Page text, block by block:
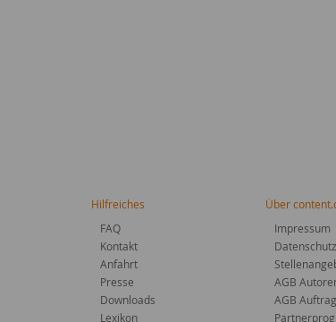
Hilfreiches
FAQ
Kontakt
Anfahrt
Presse
Downloads
Lexikon
Über
Impressum
Datenschutz
AGB
AGB